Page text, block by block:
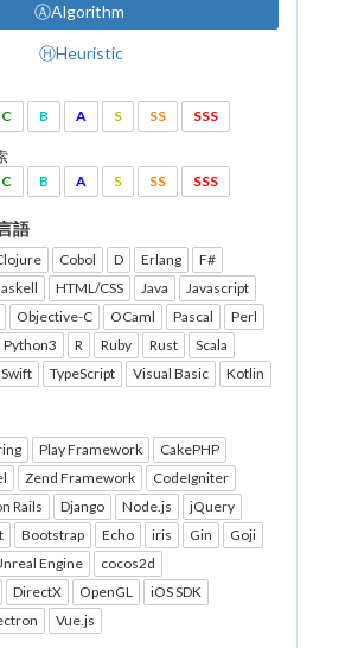
ⒶAlgorithm
ⒽHeuristic
C B A S SS SSS
C B A S SS SSS
語
Cobol D Erlang
F#
HTML/CSS Java
Javascript
Objective-C OCaml Pascal
Perl
Python3 R Ruby Rust
Scala
Swift TypeScript Visual Basic Kotlin
Play Framework
CakePHP
Zend Framework
CodeIgniter
Rails Django Node.js
jQuery
Bootstrap Echo iris Gin
Goji
Engine
cocos2d
DirectX OpenGL
iOS SDK
Vue.js